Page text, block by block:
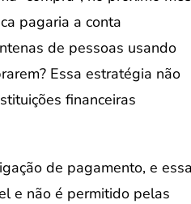
pagaria a conta
de pessoas usando
Essa estratégia não
financeiras
de pagamento, e essa
e não é permitido pelas